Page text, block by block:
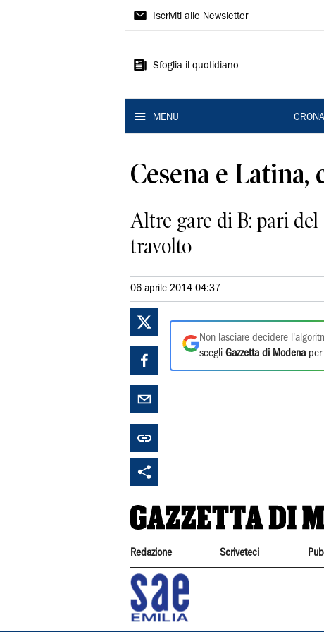
Gazzetta
Modena
Iscriviti alle Newsletter
Sfoglia il quotidiano
MENU
Cesena e
Altre gare di B: pari del
travolto
06 aprile 2014 04:37
Non lasciare decidere
scegli Gazzetta di Modena per
Redazione Scriveteci